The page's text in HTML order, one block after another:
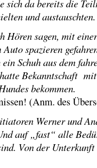
sich da bereits die
und austauschten.
Hören sagen, mit
spazieren
Schuh aus dem
Bekanntschaft
bekommen.
(Anm. des
Werner und
auf „fast“ alle
Von der